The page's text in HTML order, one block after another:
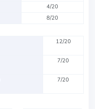
4/20
8/20
12/20
7/20
7/20